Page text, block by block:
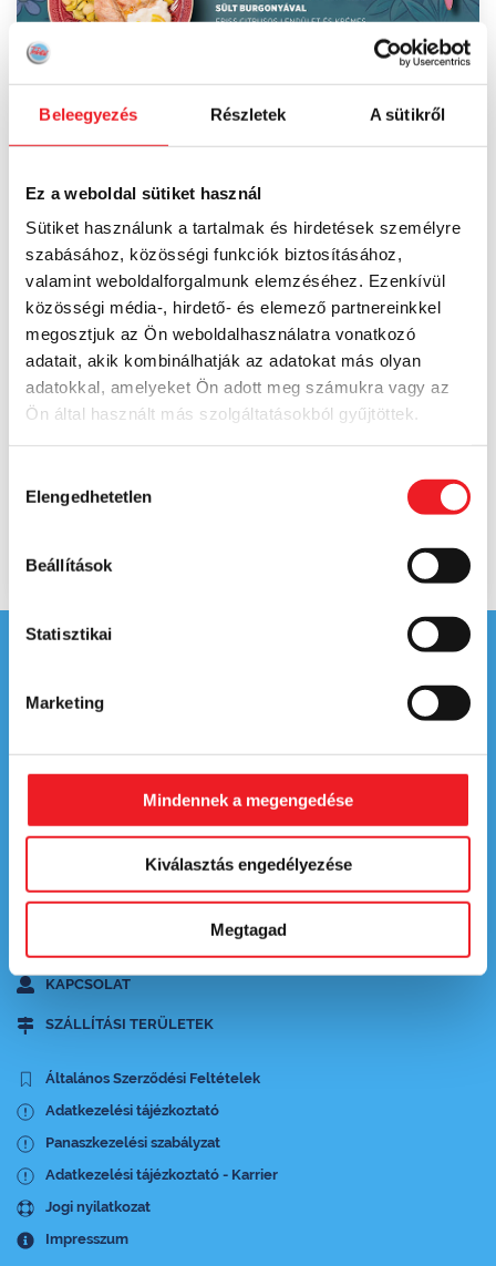
Beleegyezés Részletek A sütikről
Ez a weboldal sütiket használ
Sütiket használunk a tartalmak és hirdetések személyre
szabásához, közösségi funkciók biztosításához,
valamint weboldalforgalmunk elemzéséhez. Ezenkívül
közösségi média-, hirdető- és elemező partnereinkkel
megosztjuk az Ön weboldalhasználatra vonatkozó
adatait, akik kombinálhatják az adatokat más olyan
adatokkal, amelyeket Ön adott meg számukra vagy az
Ön által használt más szolgáltatásokból gyűjtöttek.
kiválasztása
Elengedhetetlen
Beállítások
Statisztikai
Marketing
Mindennek a megengedése
Kiválasztás engedélyezése
Megtagad
ÉTLAPRA
KAPCSOLAT
SZÁLLÍTÁSI TERÜLETEK
Általános Szerződési Feltételek
Adatkezelési tájézkoztató
Panaszkezelési szabályzat
Adatkezelési tájézkoztató - Karrier
Jogi nyilatkozat
Impresszum